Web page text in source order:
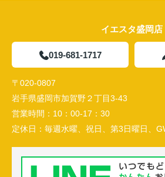
イエスタ盛岡店
019-681-1717
〒020-0807
岩手県盛岡市加賀野２丁目3-43
営業時間： 10：00-17：30
定休日： 毎週水曜、祝日、第3日曜日、